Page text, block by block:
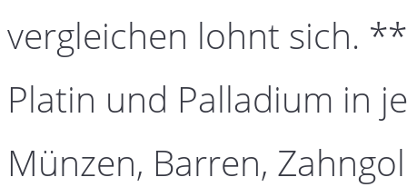
vergleichen lohnt sich.
Platin und Palladium in
Münzen, Barren,